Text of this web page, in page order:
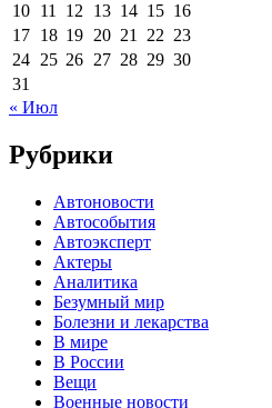
10 11 12 13 14 15 16
17 18 19 20 21 22 23
24 25 26 27 28 29 30
31
« Июл
Рубрики
Автоновости
Автособытия
Автоэксперт
Актеры
Аналитика
Безумный мир
Болезни и лекарства
В мире
В России
Вещи
Военные новости